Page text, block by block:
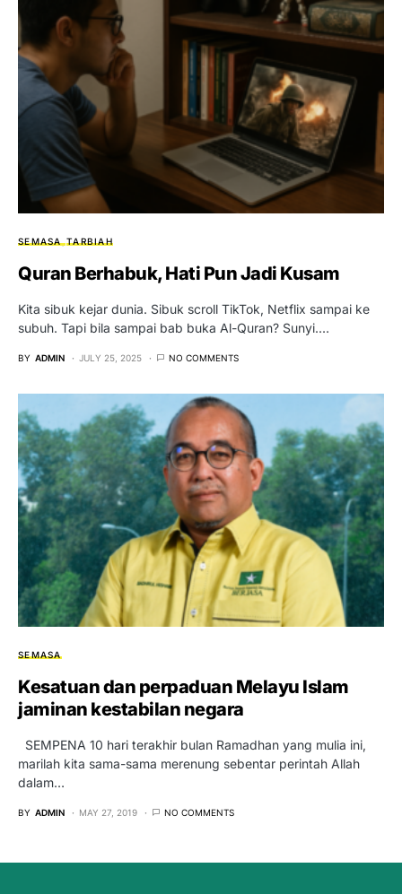
SEMASA TARBIAH
Quran Berhabuk, Hati Pun Jadi Kusam
Kita sibuk kejar dunia. Sibuk scroll TikTok, Netflix sampai ke
subuh. Tapi bila sampai bab buka Al-Quran? Sunyi.…
BY ADMIN JULY 25, 2025 NO COMMENTS
SEMASA
Kesatuan dan perpaduan Melayu Islam
jaminan kestabilan negara
SEMPENA 10 hari terakhir bulan Ramadhan yang mulia ini,
marilah kita sama-sama merenung sebentar perintah Allah
dalam…
BY ADMIN MAY 27, 2019 NO COMMENTS